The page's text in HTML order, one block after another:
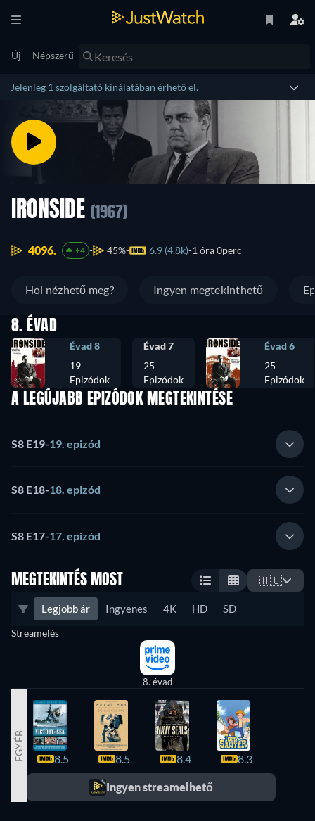
Új Népszerű
Jelenleg 1 szolgáltató kínálatában érhető el.
IRONSIDE (1967)
4096. +4 45% 6.9 (4.8k) 1 óra 0perc
Hol nézhető meg? Ingyen megtekinthető
8. ÉVAD
Évad 8
19
Epizódok
Évad 7
25
Epizódok
Évad 6
25
Epizódok
A LEGÚJABB EPIZÓDOK MEGTEKINTÉSE
S8 E19-19. epizód
S8 E18-18. epizód
S8 E17-17. epizód
MEGTEKINTÉS MOST 🇭🇺
Legjobb ár Ingyenes 4K HD SD
Streamelés
8. évad
EGYÉB 8.5 8.5 8.4 8.3
Ingyen streamelhető